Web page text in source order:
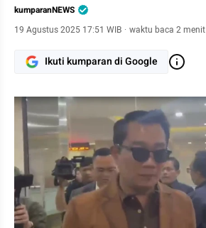
kumparanNEWS
19 Agustus 2025 17:51 WIB · waktu baca 2 menit
Ikuti kumparan di Google